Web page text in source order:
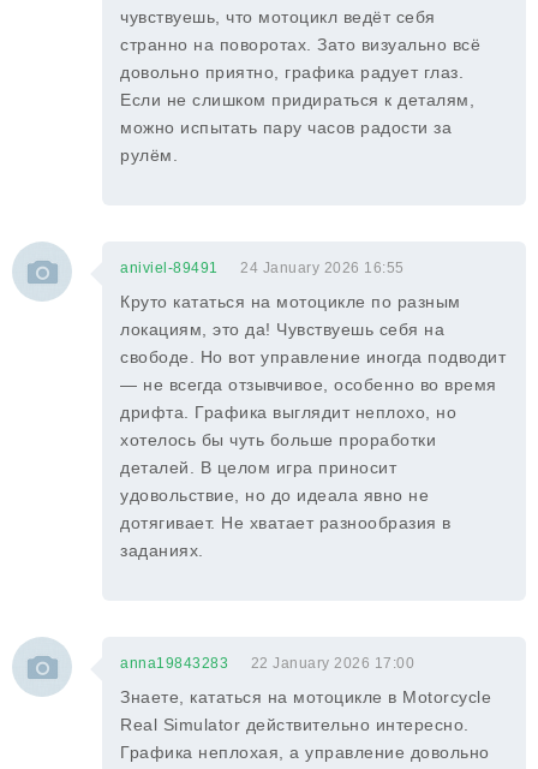
чувствуешь, что мотоцикл ведёт себя
странно на поворотах. Зато визуально всё
довольно приятно, графика радует глаз.
Если не слишком придираться к деталям,
можно испытать пару часов радости за
рулём.
aniviel-89491 24 January 2026 16:55
Круто кататься на мотоцикле по разным
локациям, это да! Чувствуешь себя на
свободе. Но вот управление иногда подводит
— не всегда отзывчивое, особенно во время
дрифта. Графика выглядит неплохо, но
хотелось бы чуть больше проработки
деталей. В целом игра приносит
удовольствие, но до идеала явно не
дотягивает. Не хватает разнообразия в
заданиях.
anna19843283 22 January 2026 17:00
Знаете, кататься на мотоцикле в Motorcycle
Real Simulator действительно интересно.
Графика неплохая, а управление довольно